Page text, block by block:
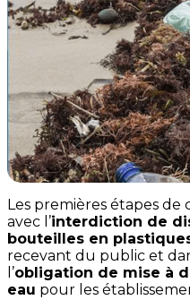
Les premières étapes
avec l’interdiction de
bouteilles en
recevant du public et
l’obligation de mise à
eau pour les